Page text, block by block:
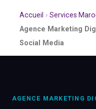
Accueil › Services
Agence Marketing
Social Media
AGENCE MARKETING